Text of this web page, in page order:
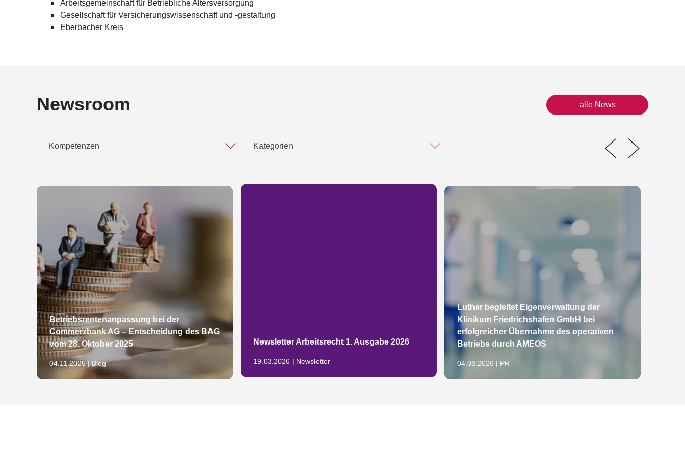
Durchdringungsquoten im Mittelstand (gemeinsam mit Prof. Dr. Peter Hanau, Prof. Dr. Volker
Rieble & Dr. Annekatrin Veit), Verlag Dr. Otto Schmidt KG, 2014
Beschlüsse der Koalition"
Arbeitsgemeinschaft für Betriebliche Altersversorgung
Gesellschaft für Versicherungswissenschaft und -gestaltung
Eberbacher Kreis
Newsroom alle News
Kompetenzen Kategorien
Betriebsrentenanpassung bei der
Commerzbank AG – Entscheidung des BAG
vom 28. Oktober 2025
04.11.2025 | Blog
Newsletter Arbeitsrecht 1. Ausgabe 2026
19.03.2026 | Newsletter
Luther begleitet Eigenverwaltung der
Klinikum Friedrichshafen GmbH bei
erfolgreicher Übernahme des operativen
Betriebs durch AMEOS
04.08.2026 | PR